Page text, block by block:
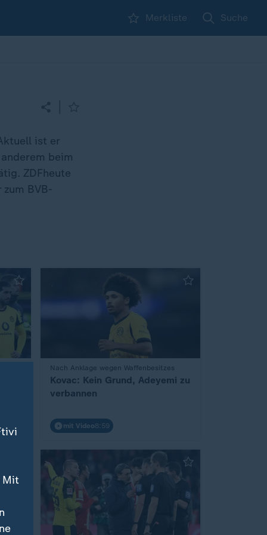
Merkliste Suche
ist er
beim
ZDFheute
BVB-
Nach Anklage wegen Waffenbesitzes
:
Kovac: Kein Grund, Adeyemi zu
verbannen
mit Video8:59
Mit